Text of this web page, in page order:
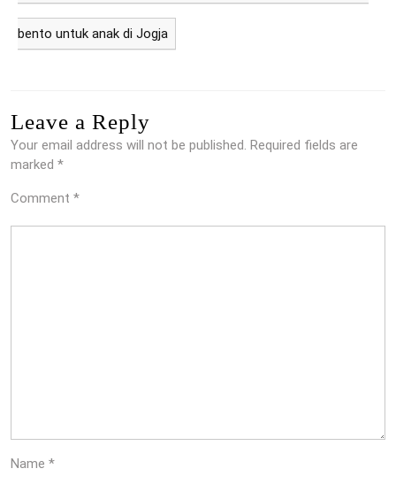
bento untuk anak di Jogja
Leave a Reply
Your email address will not be published. Required fields are
marked *
Comment *
Name *